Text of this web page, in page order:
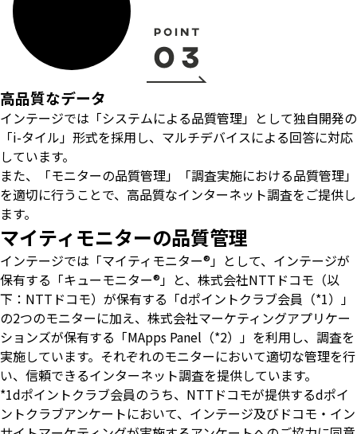
高品質なデータ
インテージでは「システムによる品質管理」として独自開発の
「i-タイル」形式を採用し、マルチデバイスによる回答に対応
しています。
また、「モニターの品質管理」「調査実施における品質管理」
を適切に行うことで、高品質なインターネット調査をご提供し
ます。
マイティモニターの品質管理
インテージでは「マイティモニター®」として、インテージが
保有する「キューモニター®」と、株式会社NTTドコモ（以
下：NTTドコモ）が保有する「dポイントクラブ会員（*1）」
の2つのモニターに加え、株式会社マーケティングアプリケー
ションズが保有する「MApps Panel（*2）」を利用し、調査を
実施しています。それぞれのモニターにおいて適切な管理を行
い、信頼できるインターネット調査を提供しています。
*1dポイントクラブ会員のうち、NTTドコモが提供するdポイ
ントクラブアンケートにおいて、インテージ及びドコモ・イン